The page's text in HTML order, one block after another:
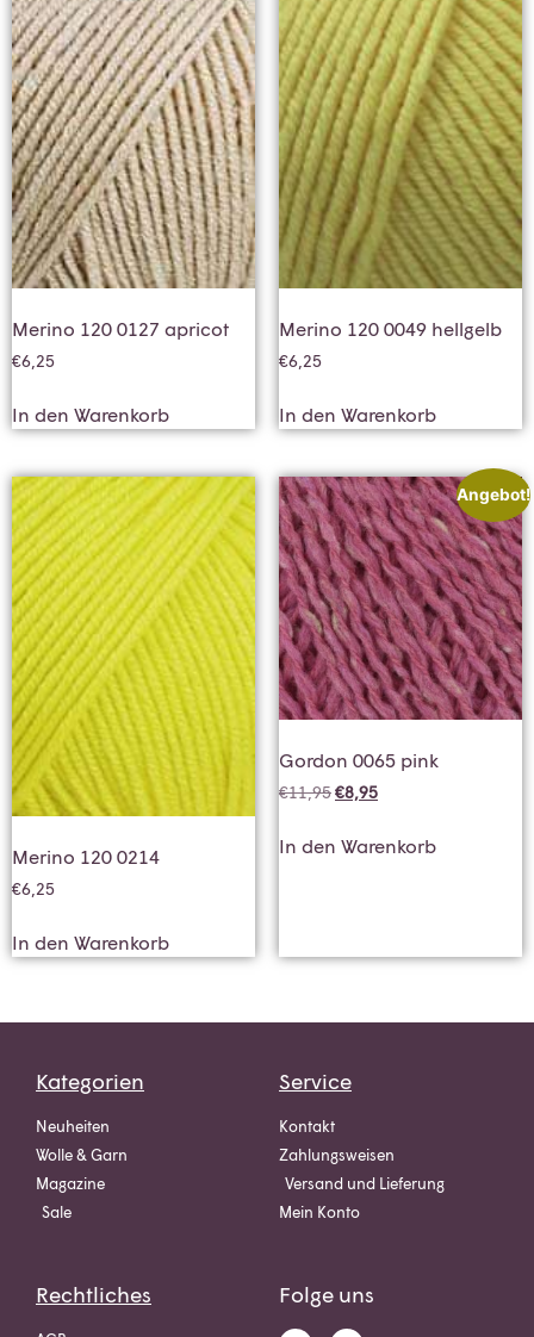
Merino 120 0127 apricot
€6,25
In den Warenkorb
Merino 120 0049 hellgelb
€6,25
In den Warenkorb
Merino 120 0214
€6,25
In den Warenkorb
Angebot!
Gordon 0065 pink
€11,95€8,95
In den Warenkorb
Kategorien
Neuheiten
Wolle & Garn
Magazine
Sale
Service
Kontakt
Zahlungsweisen
Versand und Lieferung
Mein Konto
Rechtliches Folge uns